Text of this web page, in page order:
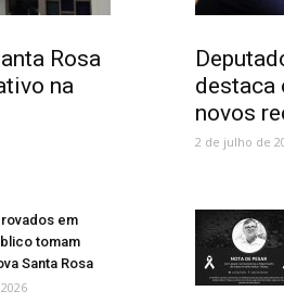
Rosa
na
em
tomam
Santa Rosa
destaca
novos
2 de julho de